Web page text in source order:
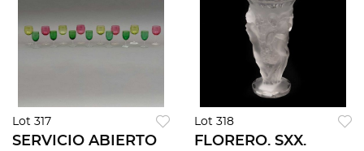
Lot 317
SERVICIO ABIERTO
Lot 318
FLORERO. SXX.